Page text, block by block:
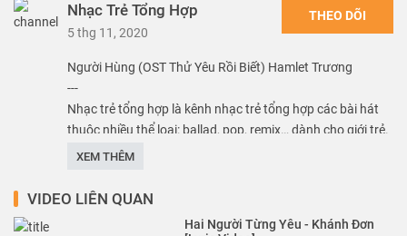
Nhạc Trẻ Tổng Hợp
5 thg 11, 2020
THEO DÕI
Người Hùng (OST Thử Yêu Rồi Biết) Hamlet Trương
---
Nhạc trẻ tổng hợp là kênh nhạc trẻ tổng hợp các bài hát
thuộc nhiều thể loại: ballad, pop, remix… dành cho giới trẻ.
Kênh nhạc mang đến cho khán giả nhiều clip nhạc hay,
cho khán giả những phút giây thư giãn, giải trí sau những
XEM THÊM
VIDEO LIÊN QUAN
Hai Người Từng Yêu - Khánh Đơn